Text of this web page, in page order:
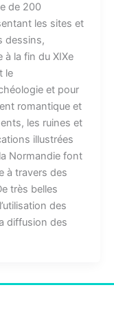
de 200
les sites et
dessins,
la fin du XIXe
le
et pour
romantique et
les ruines et
illustrées
Normandie font
à travers des
très belles
des
diffusion des